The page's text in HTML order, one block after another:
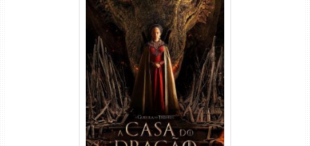
A Casa do Dragão 1ª
Temporada Torrent (2022)
WEB-DL 720p/1080p Dual
Áudio